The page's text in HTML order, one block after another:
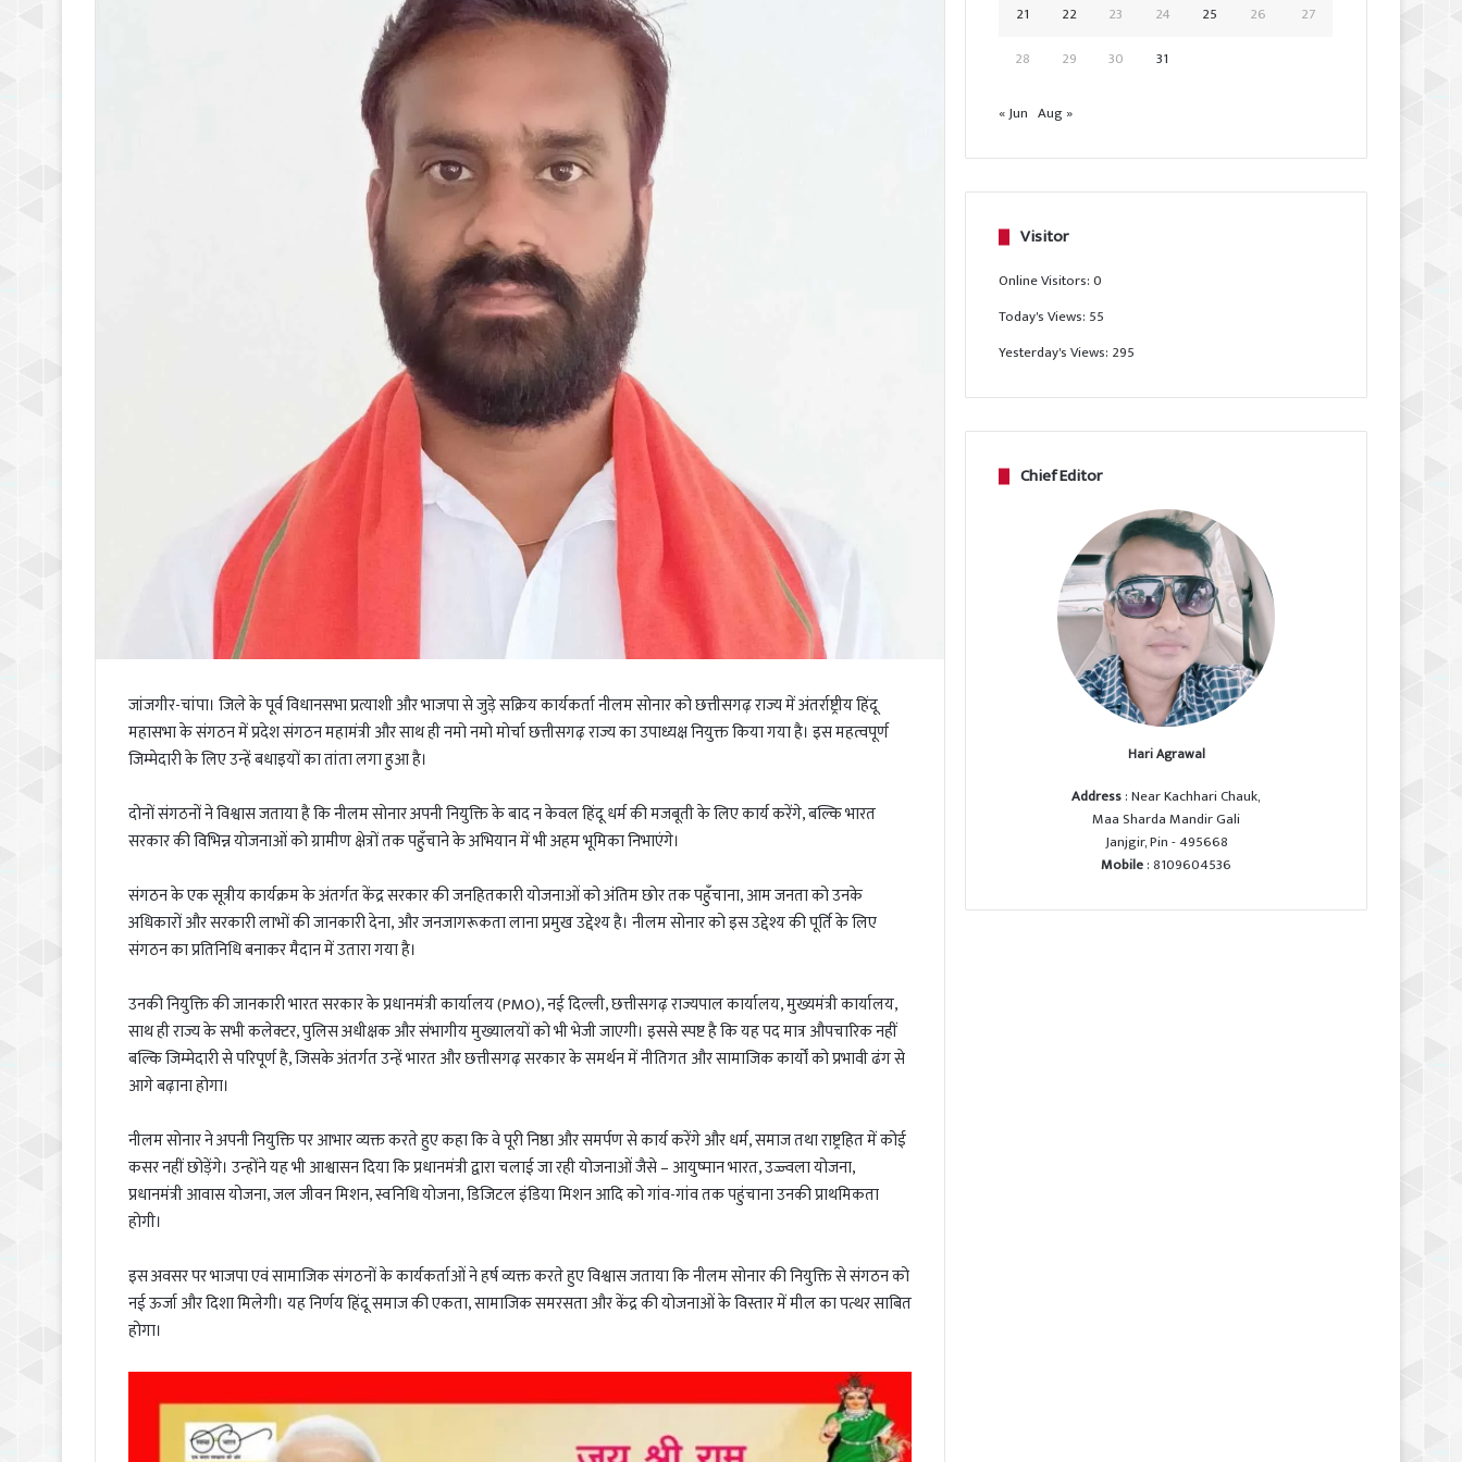
जांजगीर-चांपा। जिले के पूर्व विधानसभा प्रत्याशी और भाजपा से जुड़े सक्रिय कार्यकर्ता नीलम सोनार को छत्तीसगढ़ राज्य में अंतर्राष्ट्रीय हिंदू
महासभा के संगठन में प्रदेश संगठन महामंत्री और साथ ही नमो नमो मोर्चा छत्तीसगढ़ राज्य का उपाध्यक्ष नियुक्त किया गया है। इस महत्वपूर्ण
जिम्मेदारी के लिए उन्हें बधाइयों का तांता लगा हुआ है।
दोनों संगठनों ने विश्वास जताया है कि नीलम सोनार अपनी नियुक्ति के बाद न केवल हिंदू धर्म की मजबूती के लिए कार्य करेंगे, बल्कि भारत
सरकार की विभिन्न योजनाओं को ग्रामीण क्षेत्रों तक पहुँचाने के अभियान में भी अहम भूमिका निभाएंगे।
संगठन के एक सूत्रीय कार्यक्रम के अंतर्गत केंद्र सरकार की जनहितकारी योजनाओं को अंतिम छोर तक पहुँचाना, आम जनता को उनके
अधिकारों और सरकारी लाभों की जानकारी देना, और जनजागरूकता लाना प्रमुख उद्देश्य है। नीलम सोनार को इस उद्देश्य की पूर्ति के लिए
संगठन का प्रतिनिधि बनाकर मैदान में उतारा गया है।
उनकी नियुक्ति की जानकारी भारत सरकार के प्रधानमंत्री कार्यालय (PMO), नई दिल्ली, छत्तीसगढ़ राज्यपाल कार्यालय, मुख्यमंत्री कार्यालय,
साथ ही राज्य के सभी कलेक्टर, पुलिस अधीक्षक और संभागीय मुख्यालयों को भी भेजी जाएगी। इससे स्पष्ट है कि यह पद मात्र औपचारिक नहीं
बल्कि जिम्मेदारी से परिपूर्ण है, जिसके अंतर्गत उन्हें भारत और छत्तीसगढ़ सरकार के समर्थन में नीतिगत और सामाजिक कार्यों को प्रभावी ढंग से
आगे बढ़ाना होगा।
नीलम सोनार ने अपनी नियुक्ति पर आभार व्यक्त करते हुए कहा कि वे पूरी निष्ठा और समर्पण से कार्य करेंगे और धर्म, समाज तथा राष्ट्रहित में कोई
कसर नहीं छोड़ेंगे। उन्होंने यह भी आश्वासन दिया कि प्रधानमंत्री द्वारा चलाई जा रही योजनाओं जैसे – आयुष्मान भारत, उज्ज्वला योजना,
प्रधानमंत्री आवास योजना, जल जीवन मिशन, स्वनिधि योजना, डिजिटल इंडिया मिशन आदि को गांव-गांव तक पहुंचाना उनकी प्राथमिकता
होगी।
इस अवसर पर भाजपा एवं सामाजिक संगठनों के कार्यकर्ताओं ने हर्ष व्यक्त करते हुए विश्वास जताया कि नीलम सोनार की नियुक्ति से संगठन को
नई ऊर्जा और दिशा मिलेगी। यह निर्णय हिंदू समाज की एकता, सामाजिक समरसता और केंद्र की योजनाओं के विस्तार में मील का पत्थर साबित
होगा।
21 22 23 24 25 26
27
28
29 30 31
« Jun Aug »
Visitor
Online Visitors:0
Today's Views: 55
Yesterday's Views: 295
Chief Editor
Hari Agrawal
Address: Near Kachhari Chauk,
Maa Sharda Mandir Gali
Janjgir, Pin - 495668
Mobile: 8109604536